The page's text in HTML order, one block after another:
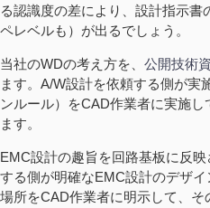
る認識度の差により、設計指示
ペレベルも）が出るでしょう。
当社のWDの考え方を、 公開技術
ます。A/W設計を依頼する側が実
ンルール）をCAD作業者に実施
ます。
EMC設計の趣旨を回路基板に反
する側が明確なEMC設計のデザ
場所をCAD作業者に明示して、